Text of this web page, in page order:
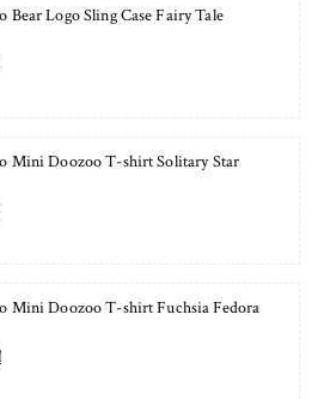
Bear Logo Sling Case Fairy Tale
Mini Doozoo T-shirt Solitary Star
Mini Doozoo T-shirt Fuchsia Fedora